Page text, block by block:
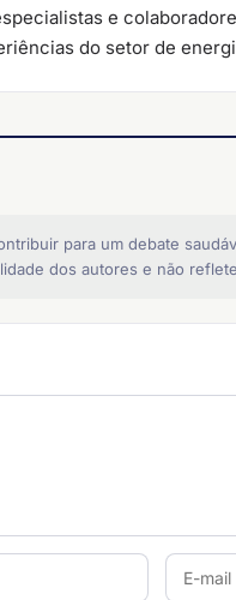
e
do setor de
para um debate
dos autores e não